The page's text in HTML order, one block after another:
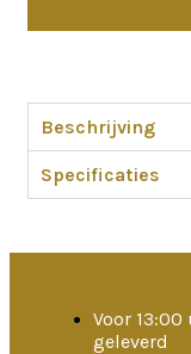
Beschrijving
Specificaties
Voor
geleverd